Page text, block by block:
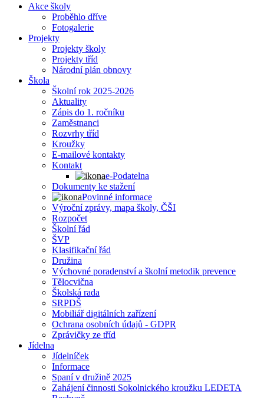
Akce školy
Proběhlo dříve
Fotogalerie
Projekty
Projekty školy
Projekty tříd
Národní plán obnovy
Škola
Školní rok 2025-2026
Aktuality
Zápis do 1. ročníku
Zaměstnanci
Rozvrhy tříd
Kroužky
E-mailové kontakty
Kontakt
e-Podatelna
Dokumenty ke stažení
Povinné informace
Výroční zprávy, mapa školy, ČŠI
Rozpočet
Školní řád
ŠVP
Klasifikační řád
Družina
Výchovné poradenství a školní metodik prevence
Tělocvična
Školská rada
SRPDŠ
Mobiliář digitálních zařízení
Ochrana osobních údajů - GDPR
Zprávičky ze tříd
Jídelna
Jídelníček
Informace
Spaní v družině 2025
Zahájení činnosti Sokolnického kroužku LEDETA